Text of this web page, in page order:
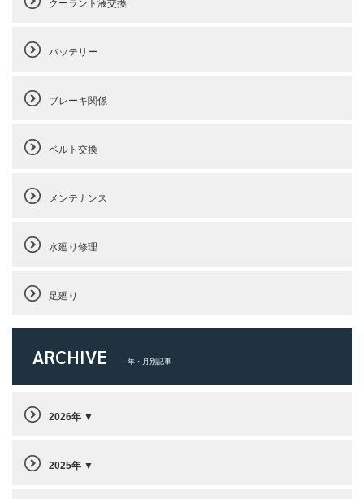
クーラント液交換
バッテリー
ブレーキ関係
ベルト交換
メンテナンス
水廻り修理
足廻り
ARCHIVE 年・月別記事
2026年
2025年